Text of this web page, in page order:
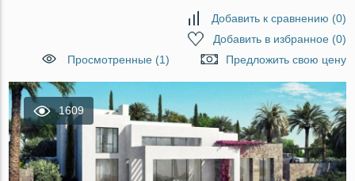
Добавить к сравнению (0)
Добавить в избранное(0)
Просмотренные (1)
Предложить свою цену
1609